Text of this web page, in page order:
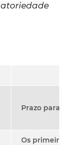
Prazo para
Os primeiros